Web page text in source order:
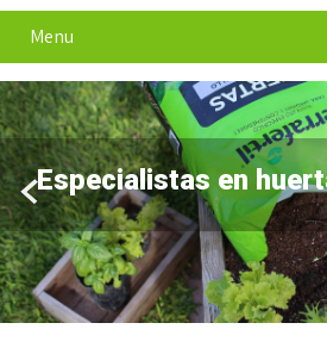
Menu
Especialistas en